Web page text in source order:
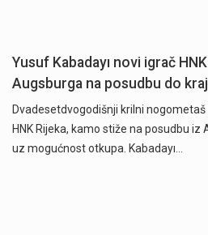
Yusuf Kabadayı novi igrač
Augsburga na posudbu do
Dvadesetdvogodišnji krilni nogometaš
HNK Rijeka, kamo stiže na posudbu
uz mogućnost otkupa. Kabadayı…